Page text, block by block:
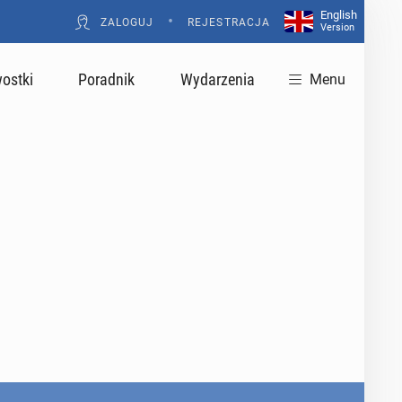
ZALOGUJ • REJESTRACJA
English
Version
Poradnik Wydarzenia Menu